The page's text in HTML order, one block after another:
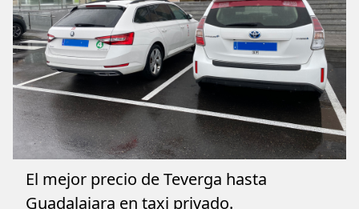
El mejor precio de Teverga hasta
Guadalajara en taxi privado.